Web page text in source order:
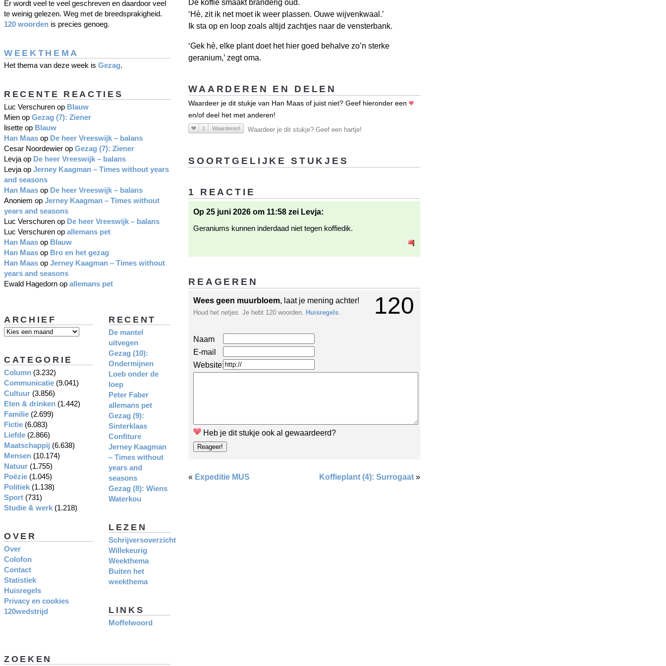
De koffie smaakt branderig oud.
‘Hè, zit ik net moet ik weer plassen. Ouwe wijvenkwaal.’
Ik sta op en loop zoals altijd zachtjes naar de vensterbank.
‘Gek hè, elke plant doet het hier goed behalve zo’n sterke
geranium,’ zegt oma.
WAARDEREN EN DELEN
Waardeer je dit stukje van Han Maas of juist niet? Geef hieronder een
en/of deel het met anderen!
1 Waarderen! Waardeer je dit stukje? Geef een hartje!
SOORTGELIJKE STUKJES
1 REACTIE
Op 25 juni 2026 om 11:58 zei Levja:
Geraniums kunnen inderdaad niet tegen koffiedik.
REAGEREN
120
Wees geen muurbloem, laat je mening achter!
Houd het netjes. Je hebt 120 woorden. Huisregels.
Naam
E-mail
Website:
Heb je dit stukje ook al gewaardeerd?
« Expeditie MUS Koffieplant (4): Surrogaat »
Er wordt veel te veel geschreven en daardoor veel
te weinig gelezen. Weg met de breedsprakigheid.
120 woorden is precies genoeg.
WEEKTHEMA
Het thema van deze week is Gezag.
RECENTE REACTIES
Luc Verschuren op Blauw
Mien op Gezag (7): Ziener
lisette op Blauw
Han Maas op De heer Vreeswijk – balans
Cesar Noordewier op Gezag (7): Ziener
Levja op De heer Vreeswijk – balans
Levja op Jerney Kaagman – Times without years
and seasons
Han Maas op De heer Vreeswijk – balans
Anoniem op Jerney Kaagman – Times without
years and seasons
Luc Verschuren op De heer Vreeswijk – balans
Luc Verschuren op allemans pet
Han Maas op Blauw
Han Maas op Bro en het gezag
Han Maas op Jerney Kaagman – Times without
years and seasons
Ewald Hagedorn op allemans pet
RECENT
De mantel
uitvegen
Gezag (10):
Ondermijnen
Loeb onder de
loep
Peter Faber
allemans pet
Gezag (9):
Sinterklaas
Confiture
Jerney Kaagman
– Times without
years and
seasons
Gezag (8): Wiens
Waterkou
LEZEN
Schrijversoverzicht
Willekeurig
Weekthema
Buiten het
weekthema
LINKS
Moffelwoord
ARCHIEF
CATEGORIE
Column (3.232)
Communicatie (9.041)
Cultuur (3.856)
Eten & drinken (1.442)
Familie (2.699)
Fictie (6.083)
Liefde (2.866)
Maatschappij (6.638)
Mensen (10.174)
Natuur (1.755)
Poëzie (1.045)
Politiek (1.138)
Sport (731)
Studie & werk (1.218)
OVER
Over
Colofon
Contact
Statistiek
Huisregels
Privacy en cookies
120wedstrijd
ZOEKEN